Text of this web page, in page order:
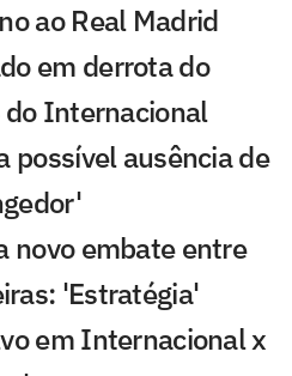
ao Real Madrid
em derrota do
Internacional
possível ausência de
novo embate entre
'Estratégia'
em Internacional x